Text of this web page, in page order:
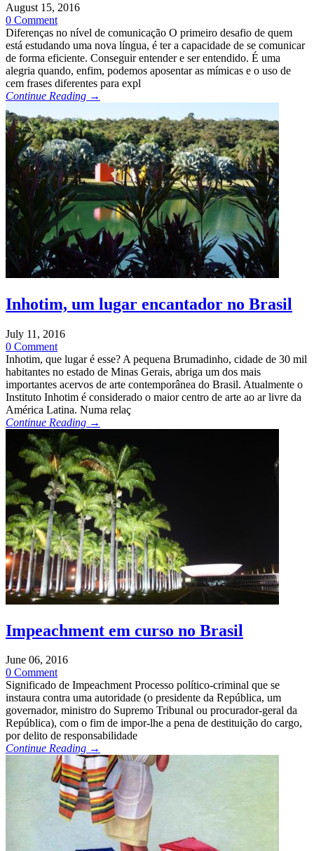
August 15, 2016
0 Comment
Diferenças no nível de comunicação O primeiro desafio de quem
está estudando uma nova língua, é ter a capacidade de se comunicar
de forma eficiente. Conseguir entender e ser entendido. É uma
alegria quando, enfim, podemos aposentar as mímicas e o uso de
cem frases diferentes para expl
Continue Reading →
Inhotim, um lugar encantador no Brasil
July 11, 2016
0 Comment
Inhotim, que lugar é esse? A pequena Brumadinho, cidade de 30 mil
habitantes no estado de Minas Gerais, abriga um dos mais
importantes acervos de arte contemporânea do Brasil. Atualmente o
Instituto Inhotim é considerado o maior centro de arte ao ar livre da
América Latina. Numa relaç
Continue Reading →
Impeachment em curso no Brasil
June 06, 2016
0 Comment
Significado de Impeachment Processo político-criminal que se
instaura contra uma autoridade (o presidente da República, um
governador, ministro do Supremo Tribunal ou procurador-geral da
República), com o fim de impor-lhe a pena de destituição do cargo,
por delito de responsabilidade
Continue Reading →